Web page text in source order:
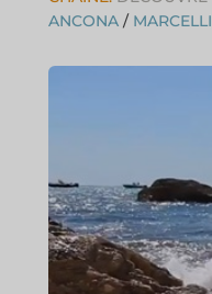
ANCONA / MARCELLI